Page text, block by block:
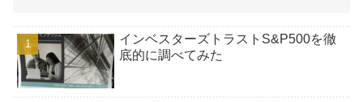
インベスターズトラストS&P500を徹
底的に調べてみた